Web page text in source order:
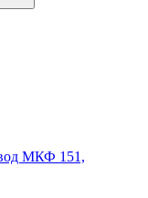
МКФ 151,